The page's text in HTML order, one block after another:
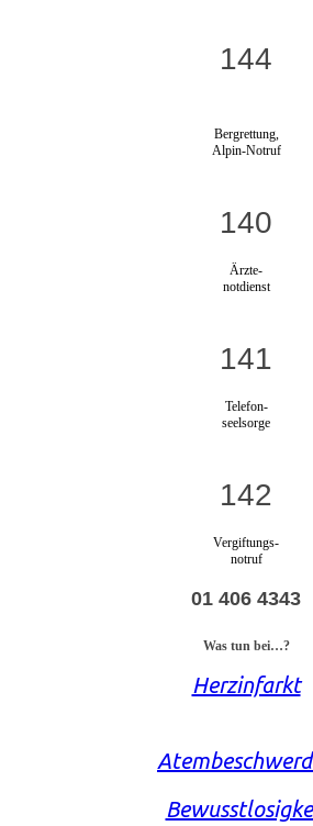
144
Bergrettung,
Alpin-Notruf
140
Ärzte-
notdienst
141
Telefon-
seelsorge
142
Vergiftungs-
notruf
01 406 4343
Was tun bei…?
Herzinfarkt